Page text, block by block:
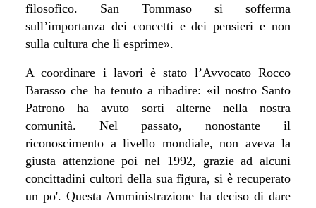
filosofico. San Tommaso si sofferma
sull’importanza dei concetti e dei pensieri e non
sulla cultura che li esprime».
A coordinare i lavori è stato l’Avvocato Rocco
Barasso che ha tenuto a ribadire: «il nostro Santo
Patrono ha avuto sorti alterne nella nostra
comunità. Nel passato, nonostante il
riconoscimento a livello mondiale, non aveva la
giusta attenzione poi nel 1992, grazie ad alcuni
concittadini cultori della sua figura, si è recuperato
un po'. Questa Amministrazione ha deciso di dare